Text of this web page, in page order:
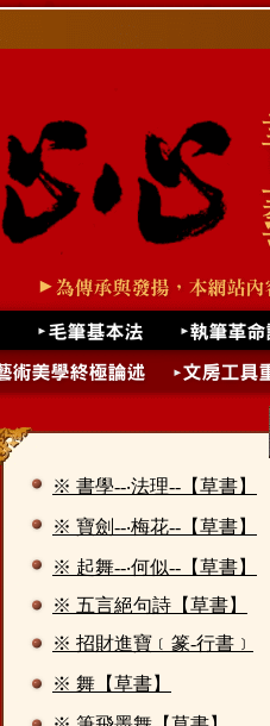
※ 書學--‧法理--【草書】
※ 寶劍--‧梅花--【草書】
※ 起舞--‧何似--【草書】
※ 五言絕句詩【草書】
※ 招財進寶﹝篆-行書﹞
※ 舞【草書】